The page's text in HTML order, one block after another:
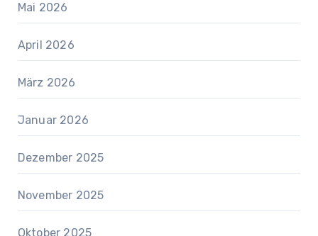
Mai 2026
April 2026
März 2026
Januar 2026
Dezember 2025
November 2025
Oktober 2025